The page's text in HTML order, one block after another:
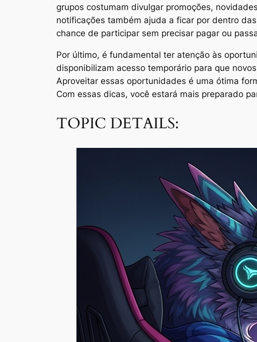
grupos costumam divulgar promoções,
notificações também ajuda a ficar por dentro
chance de participar sem precisar pagar ou
Por último, é fundamental ter atenção às
disponibilizam acesso temporário para que
Aproveitar essas oportunidades é uma ótima
Com essas dicas, você estará mais preparado
TOPIC DETAILS: